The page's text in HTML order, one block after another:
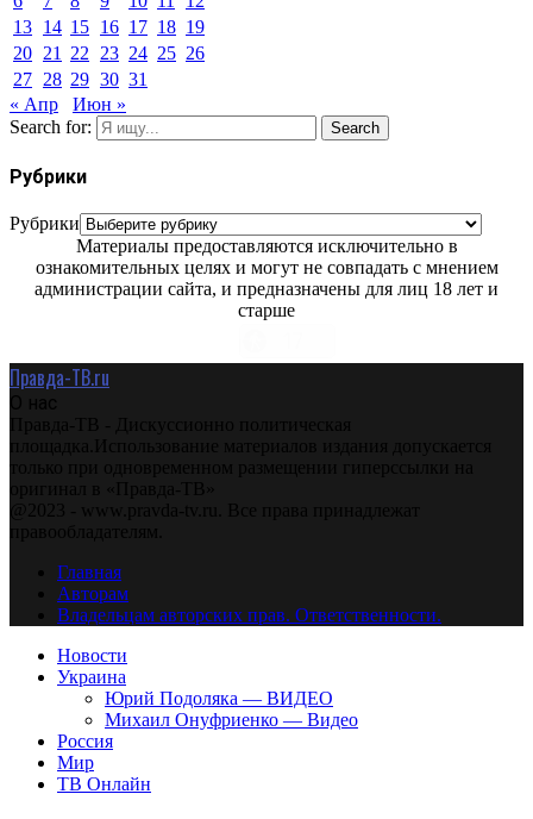
13 14 15 16 17 18 19
20 21 22 23 24 25 26
27 28 29 30 31
« Апр
Июн »
Search for:
Search
Рубрики
Рубрики
Материалы предоставляются исключительно в
ознакомительных целях и могут не совпадать с мнением
администрации сайта, и предназначены для лиц 18 лет и
старше
Правда-ТВ.ru
О нас
Правда-ТВ - Дискуссионно политическая
площадка.Использование материалов издания допускается
только при одновременном размещении гиперссылки на
оригинал в «Правда-ТВ»
@2023 - www.pravda-tv.ru. Все права принадлежат
правообладателям.
Главная
Авторам
Владельцам авторских прав. Ответственности.
Новости
Украина
Юрий Подоляка — ВИДЕО
Михаил Онуфриенко — Видео
Россия
Мир
ТВ Онлайн